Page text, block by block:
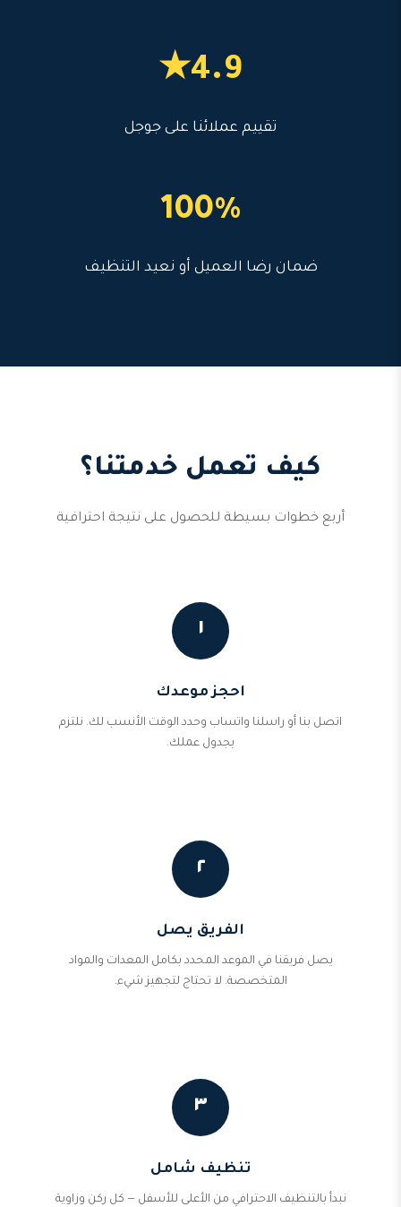
4.9★
تقييم عملائنا على جوجل
100%
ضمان رضا العميل أو نعيد التنظيف
كيف تعمل خدمتنا؟
أربع خطوات بسيطة للحصول على نتيجة احترافية
١
احجز موعدك
اتصل بنا أو راسلنا واتساب وحدد الوقت الأنسب لك. نلتزم
بجدول عملك.
٢
الفريق يصل
يصل فريقنا في الموعد المحدد بكامل المعدات والمواد
المتخصصة. لا تحتاج لتجهيز شيء.
٣
تنظيف شامل
نبدأ بالتنظيف الاحترافي من الأعلى للأسفل — كل ركن وزاوية